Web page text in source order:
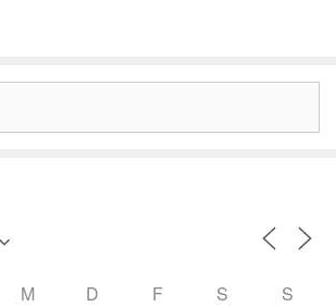
M D F S S